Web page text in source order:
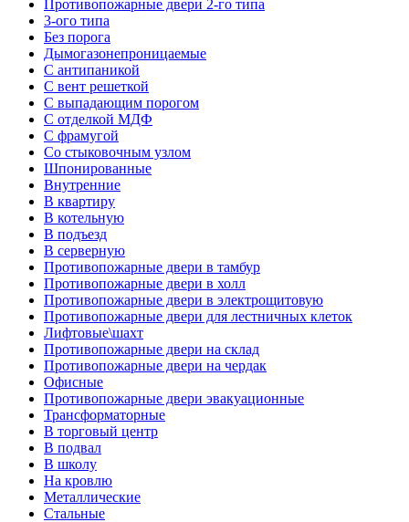
Противопожарные двери 2-го типа
3-ого типа
Без порога
Дымогазонепроницаемые
С антипаникой
С вент решеткой
С выпадающим порогом
С отделкой МДФ
С фрамугой
Со стыковочным узлом
Шпонированные
Внутренние
В квартиру
В котельную
В подъезд
В серверную
Противопожарные двери в тамбур
Противопожарные двери в холл
Противопожарные двери в электрощитовую
Противопожарные двери для лестничных клеток
Лифтовые\шахт
Противопожарные двери на склад
Противопожарные двери на чердак
Офисные
Противопожарные двери эвакуационные
Трансформаторные
В торговый центр
В подвал
В школу
На кровлю
Металлические
Стальные